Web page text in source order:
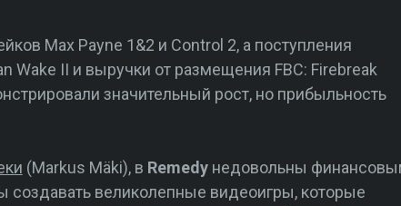
Max Payne 1&2 и Control 2, а поступления
Wake II и выручки от размещения FBC: Firebreak
значительный рост, но прибыльность
(Markus Mäki), в Remedyнедовольны
создавать великолепные видеоигры, которые